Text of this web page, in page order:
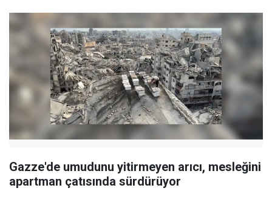
Gazze'de umudunu yitirmeyen arıcı, mesleğini
apartman çatısında sürdürüyor